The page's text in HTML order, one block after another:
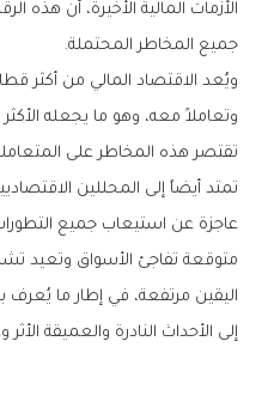
الأزمات المالية الأخيرة، أن هذه
جميع المخاطر المحتملة.
ويُعد الاقتصاد المالي من أكثر
وتعاملاً معه، وهو ما يجعله
تقتصر هذه المخاطر على
تمتد أيضاً إلى المحللين
عاجزة عن استيعاب جميع
متوقعة تفاجئ الأسواق وتعيد
اليقين مرتفعة، في إطار ما يُعرف
إلى الأحداث النادرة والعميقة الأثر